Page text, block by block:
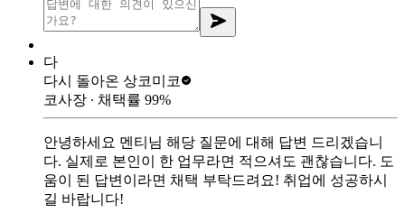
다
다시 돌아온 상코미코
코사장 ∙ 채택률 99%
안녕하세요 멘티님 해당 질문에 대해 답변 드리겠습니
다. 실제로 본인이 한 업무라면 적으셔도 괜찮습니다. 도
움이 된 답변이라면 채택 부탁드려요! 취업에 성공하시
길 바랍니다!